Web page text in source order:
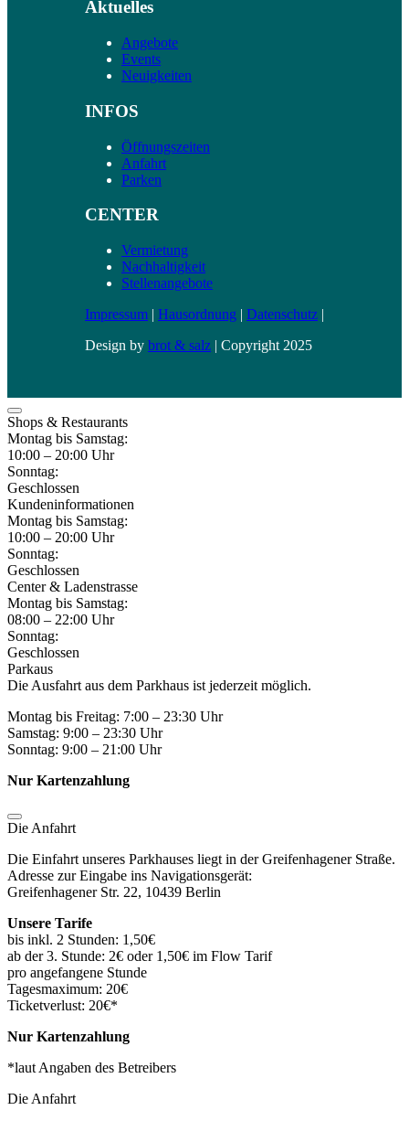
Aktuelles
Angebote
Events
Neuigkeiten
INFOS
Öffnungszeiten
Anfahrt
Parken
CENTER
Vermietung
Nachhaltigkeit
Stellenangebote
Impressum | Hausordnung | Datenschutz |
Design by brot & salz | Copyright 2025
Shops & Restaurants
Montag bis Samstag:
10:00 – 20:00 Uhr
Sonntag:
Geschlossen
Kundeninformationen
Montag bis Samstag:
10:00 – 20:00 Uhr
Sonntag:
Geschlossen
Center & Ladenstrasse
Montag bis Samstag:
08:00 – 22:00 Uhr
Sonntag:
Geschlossen
Parkaus
Die Ausfahrt aus dem Parkhaus ist jederzeit möglich.
Montag bis Freitag: 7:00 – 23:30 Uhr
Samstag: 9:00 – 23:30 Uhr
Sonntag: 9:00 – 21:00 Uhr
Nur Kartenzahlung
Die Anfahrt
Die Einfahrt unseres Parkhauses liegt in der Greifenhagener Straße.
Adresse zur Eingabe ins Navigationsgerät:
Greifenhagener Str. 22, 10439 Berlin
Unsere Tarife
bis inkl. 2 Stunden: 1,50€
ab der 3. Stunde: 2€ oder 1,50€ im Flow Tarif
pro angefangene Stunde
Tagesmaximum: 20€
Ticketverlust: 20€*
Nur Kartenzahlung
*laut Angaben des Betreibers
Die Anfahrt